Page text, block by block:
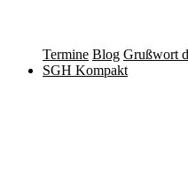
Termine Blog Grußwort
SGH Kompakt